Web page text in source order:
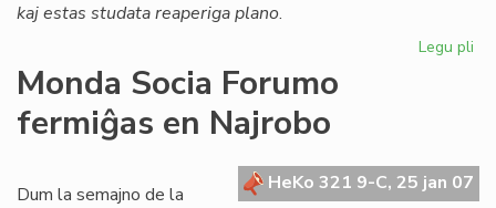
kaj estas studata reaperiga plano.
Legu pli
por
Monda Socia Forumo
fermiĝas en Najrobo
HeKo 321 9-C, 25 jan 07
Dum la semajno de la